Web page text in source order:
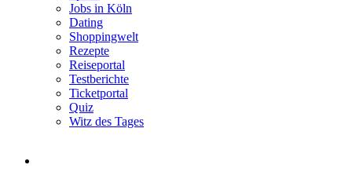
Jobs in Köln
Dating
Shoppingwelt
Rezepte
Reiseportal
Testberichte
Ticketportal
Quiz
Witz des Tages